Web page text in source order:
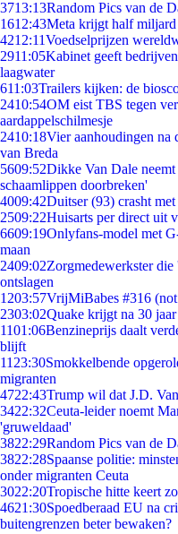
3713:13Random Pics van de
1612:43Meta krijgt half miljard
4212:11Voedselprijzen
2911:05Kabinet geeft
laagwater
611:03Trailers kijken: de
2410:54OM eist TBS tegen
aardappelschilmesje
2410:18Vier aanhoudingen na
van Breda
5609:52Dikke Van Dale
schaamlippen doorbreken'
4009:42Duitser (93) crasht
2509:22Huisarts per direct uit
6609:19Onlyfans-model met
maan
2409:02Zorgmedewerkster die
ontslagen
1203:57VrijMiBabes #316
2303:02Quake krijgt na 30
1101:06Benzineprijs daalt
blijft
11 23:30Smokkelbende
migranten
4722:43Trump wil dat J.D.
3422:32Ceuta-leider noemt
'gruweldaad'
3822:29Random Pics van de
3822:28Spaanse politie:
onder migranten Ceuta
3022:20Tropische hitte keert
4621:30Spoedberaad EU na
buitengrenzen beter bewaken?